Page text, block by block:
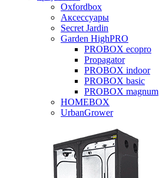
Oxfordbox
Аксессуары
Secret Jardin
Garden HighPRO
PROBOX ecopro
Propagator
PROBOX indoor
PROBOX basic
PROBOX magnum
HOMEBOX
UrbanGrower